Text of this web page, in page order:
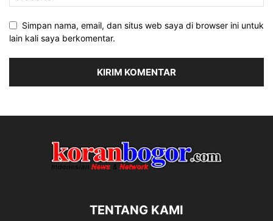
Simpan nama, email, dan situs web saya di browser ini untuk
lain kali saya berkomentar.
TENTANG KAMI